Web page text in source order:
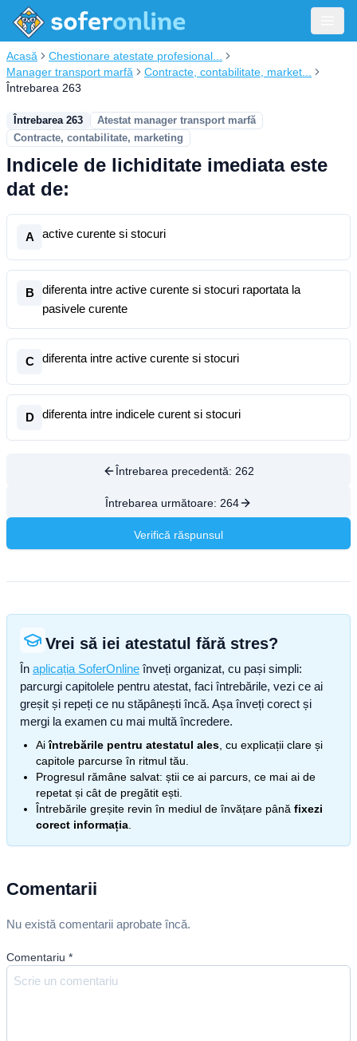
Acasă
Chestionare atestate profesional...
Manager transport marfă
Contracte, contabilitate, market...
Întrebarea 263
Întrebarea 263
Atestat manager transport marfă
Contracte, contabilitate, marketing
Indicele de lichiditate imediata este
dat de:
A active curente si stocuri
B
diferenta intre active curente si stocuri raportata la
pasivele curente
C diferenta intre active curente si stocuri
D diferenta intre indicele curent si stocuri
Întrebarea precedentă: 262
Întrebarea următoare: 264
Verifică răspunsul
Vrei să iei atestatul fără stres?
În aplicația SoferOnline înveți organizat, cu pași simpli:
parcurgi capitolele pentru atestat, faci întrebările, vezi ce ai
greșit și repeți ce nu stăpânești încă. Așa înveți corect și
mergi la examen cu mai multă încredere.
Aiîntrebările pentru atestatul ales , cu explicații clare și
capitole parcurse în ritmul tău.
Progresul rămâne salvat: știi ce ai parcurs, ce mai ai de
repetat și cât de pregătit ești.
Întrebările greșite revin în mediul de învățare până fixezi
corect informația
Comentarii
Nu există comentarii aprobate încă.
Comentariu *